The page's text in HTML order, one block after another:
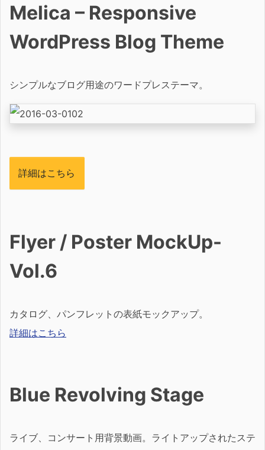
Melica – Responsive
WordPress Blog Theme
シンプルなブログ用途のワードプレステーマ。
詳細はこちら
Flyer / Poster MockUp-
Vol.6
カタログ、パンフレットの表紙モックアップ。
詳細はこちら
Blue Revolving Stage
ライブ、コンサート用背景動画。ライトアップされたステ